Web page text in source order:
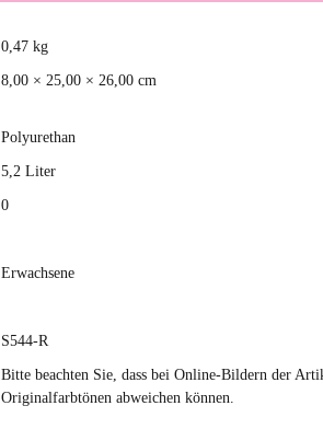
0,47 kg
8,00 × 25,00 × 26,00 cm
Polyurethan
5,2 Liter
0
Erwachsene
S544-R
Bitte beachten Sie, dass bei Online-Bildern der
Originalfarbtönen abweichen können.